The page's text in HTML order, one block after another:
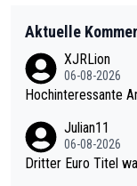
Aktuelle
XJRLion
06-08-2026
Hochinteressante
Julian11
06-08-2026
Dritter Euro Titel